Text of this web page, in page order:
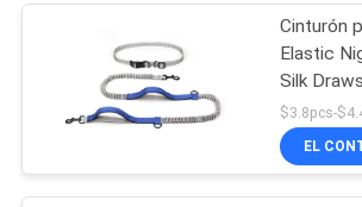
Cuerda de la
Cinturón
Elastic
Silk
tracción
Manos
correa
$3.8pcs-
EL